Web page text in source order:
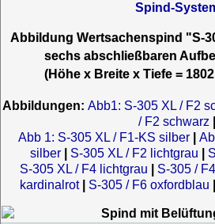
Spind-
Abbildung Wertsachenspind "S-
sechs abschließbaren
(Höhe x Breite x Tiefe =
Abbildungen: Abb1: S-305 XL / F2
/ F2 schwarz
Abb 1: S-305 XL / F1-KS silber|
silber
S-305 XL / F2 lichtgrau
S-305 XL / F4 lichtgrau
S-305 /
kardinalrot| S-305 / F6 oxfordblau